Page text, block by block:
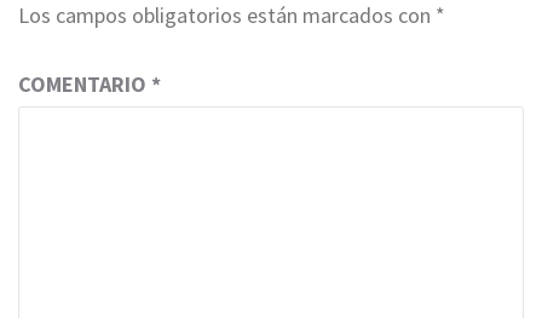
Los campos obligatorios están marcados con *
COMENTARIO *